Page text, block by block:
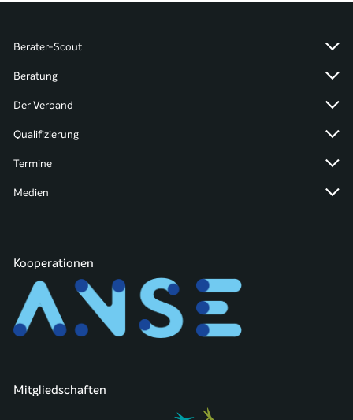
Berater-Scout
Beratung
Der Verband
Qualifizierung
Termine
Medien
Kooperationen
Mitgliedschaften